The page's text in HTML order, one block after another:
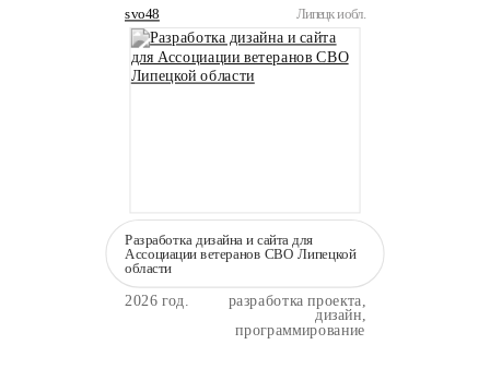
svo48 Липецк и обл.
Разработка дизайна и сайта для
Ассоциации ветеранов СВО Липецкой
области
2026 год. разработка проекта,
дизайн,
программирование